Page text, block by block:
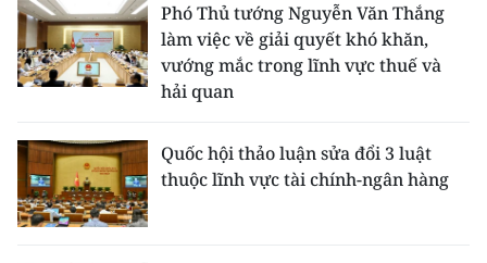
Phó Thủ tướng Nguyễn Văn Thắng
làm việc về giải quyết khó khăn,
vướng mắc trong lĩnh vực thuế và
hải quan
Quốc hội thảo luận sửa đổi 3 luật
thuộc lĩnh vực tài chính-ngân hàng